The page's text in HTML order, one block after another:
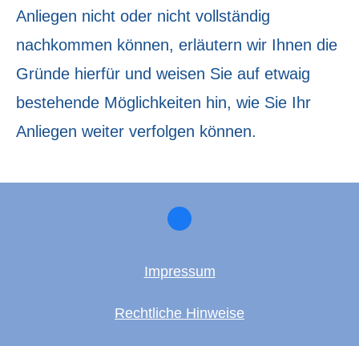
Anliegen nicht oder nicht vollständig
nachkommen können, erläutern wir Ihnen die
Gründe hierfür und weisen Sie auf etwaig
bestehende Möglichkeiten hin, wie Sie Ihr
Anliegen weiter verfolgen können.
Impressum
Rechtliche Hinweise